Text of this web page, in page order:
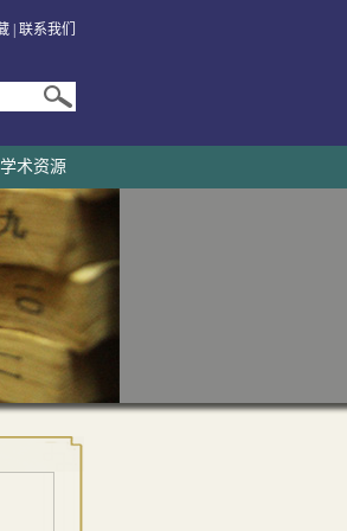
联系我们
学术资源